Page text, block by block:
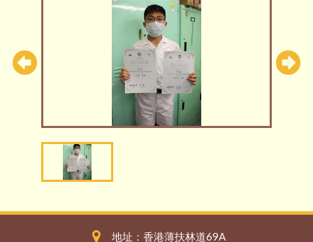
地址：香港薄扶林道69A